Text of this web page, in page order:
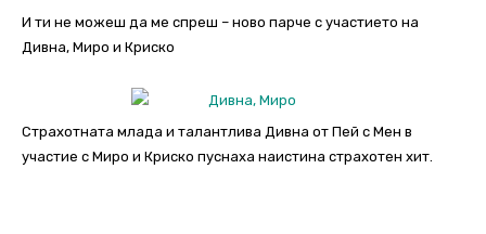
И ти не можеш да ме спреш – ново парче с участието на
Дивна, Миро и Криско
Страхотната млада и талантлива Дивна от Пей с Мен в
участие с Миро и Криско пуснаха наистина страхотен хит.